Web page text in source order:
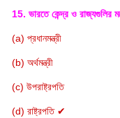
15. ভারতে কেন্দ্র ও রাজ্যগুলির
(a) প্রধানমন্ত্রী
(b) অর্থমন্ত্রী
(c) উপরাষ্ট্রপতি
(d) রাষ্ট্রপতি ✔